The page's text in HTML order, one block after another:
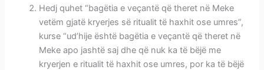
Hedj quhet “bagëtia e veçantë që theret në Meke
vetëm gjatë kryerjes së ritualit të haxhit ose umres”,
kurse “ud’hije është bagëtia e veçantë që theret në
Meke apo jashtë saj dhe që nuk ka të bëjë me
kryerjen e ritualit të haxhit ose umres, por ka të bëjë